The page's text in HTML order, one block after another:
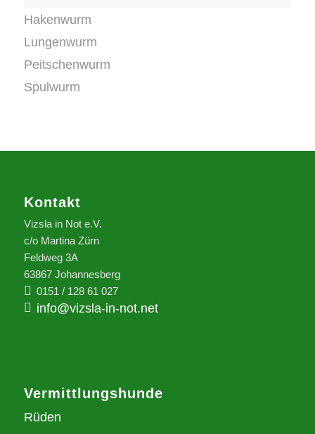
Hakenwurm
Lungenwurm
Peitschenwurm
Spulwurm
Kontakt
Vizsla in Not e.V.
c/o Martina Zürn
Feldweg 3A
63867 Johannesberg
0151 / 128 61 027
info@vizsla-in-not.net
Vermittlungshunde
Rüden